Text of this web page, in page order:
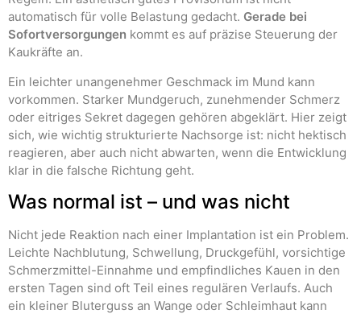
automatisch für volle Belastung gedacht. Gerade bei
Sofortversorgungen kommt es auf präzise Steuerung der
Kaukräfte an.
Ein leichter unangenehmer Geschmack im Mund kann
vorkommen. Starker Mundgeruch, zunehmender Schmerz
oder eitriges Sekret dagegen gehören abgeklärt. Hier zeigt
sich, wie wichtig strukturierte Nachsorge ist: nicht hektisch
reagieren, aber auch nicht abwarten, wenn die Entwicklung
klar in die falsche Richtung geht.
Was normal ist – und was nicht
Nicht jede Reaktion nach einer Implantation ist ein Problem.
Leichte Nachblutung, Schwellung, Druckgefühl, vorsichtige
Schmerzmittel-Einnahme und empfindliches Kauen in den
ersten Tagen sind oft Teil eines regulären Verlaufs. Auch
ein kleiner Bluterguss an Wange oder Schleimhaut kann